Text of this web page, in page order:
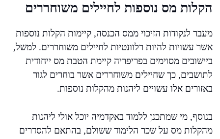
הקלות מס נוספות לחיילים משוחררים
מעבר לנקודות הזיכוי ממס הכנסה, קיימות הקלות נוספות
אשר עשויות להיות רלוונטיות לחיילים משוחררים. למשל,
ביישובים מסוימים בפריפריה קיימת הטבת מס ייחודית
לתושבים, כך שחיילים משוחררים אשר בוחרים לגור
באזורים אלו עשויים ליהנות מהקלות נוספות.
בנוסף, מי שמתכנן ללמוד באקדמיה יוכל אולי ליהנות
מהקלות מס על שכר הלימוד ששולם, בהתאם להסדרים